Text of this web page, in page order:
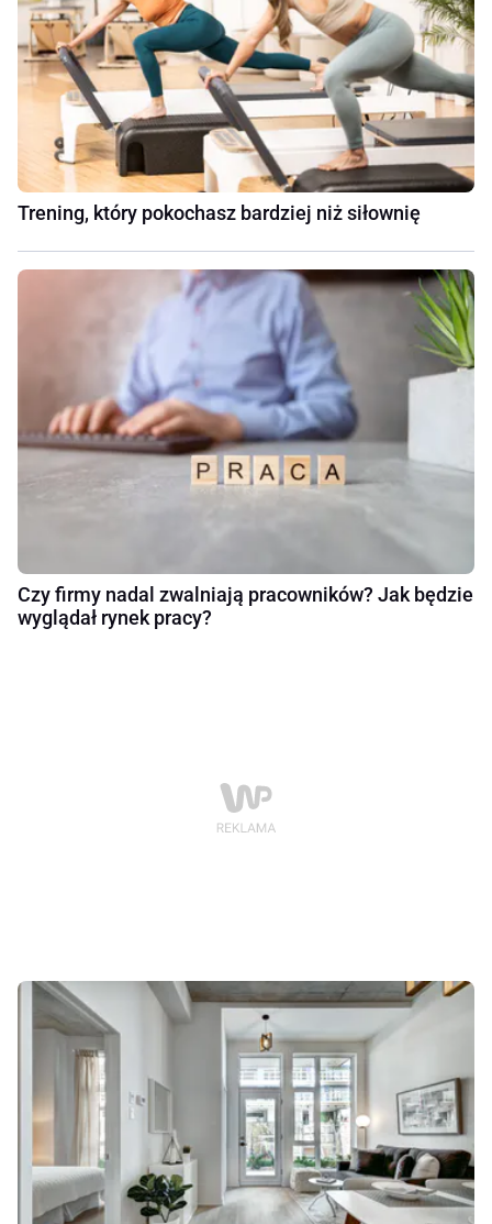
Trening, który pokochasz bardziej niż siłownię
Czy firmy nadal zwalniają pracowników? Jak będzie
wyglądał rynek pracy?